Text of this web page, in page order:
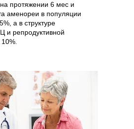
протяжении 6 мес и
аменореи в популяции
а в структуре
и репродуктивной